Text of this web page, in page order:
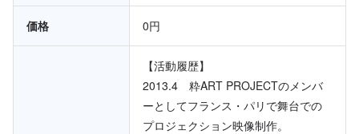
価格 0円
【活動履歴】
2013.4 粋ART PROJECTのメンバ
ーとしてフランス・パリで舞台での
プロジェクション映像制作。